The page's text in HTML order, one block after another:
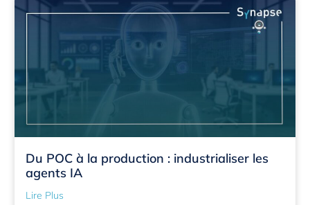
Du POC à la production : industrialiser les
agents IA
Lire Plus